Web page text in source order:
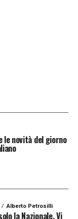
novità del giorno
Alberto Petrosilli
la Nazionale. Vi